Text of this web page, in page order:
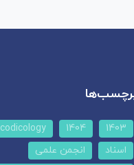
1403
1404
codicology
اسناد
انجمن علمی